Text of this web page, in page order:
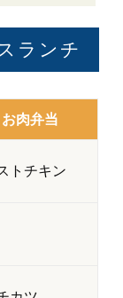
ランチ
お肉弁当
トチキン